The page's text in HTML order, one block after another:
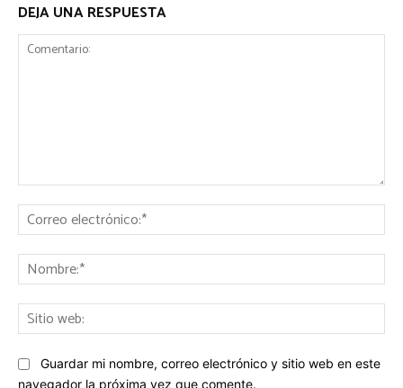
DEJA UNA RESPUESTA
Guardar mi nombre, correo electrónico y sitio web en este
navegador la próxima vez que comente.